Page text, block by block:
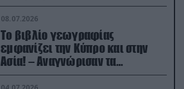
08.07.2026
Το βιβλίο γεωγραφίας
εμφανίζει την Κύπρο και στην
Ασία! – Αναγνώρισαν τα
κατεχόμενα; (φωτο)